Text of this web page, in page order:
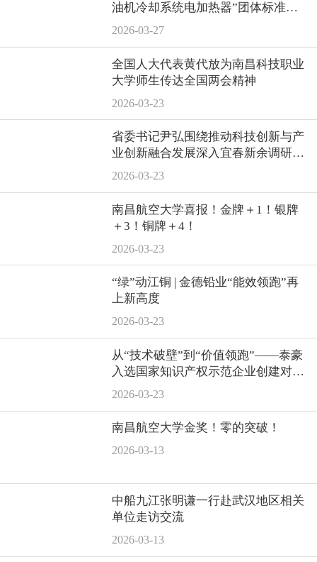
油机冷却系统电加热器”团体标准正
式发布！
2026-03-27
全国人大代表黄代放为南昌科技职业
大学师生传达全国两会精神
2026-03-23
省委书记尹弘围绕推动科技创新与产
业创新融合发展深入宜春新余调研，
走访我会会员单位宝顺昌
2026-03-23
南昌航空大学喜报！金牌＋1！银牌
＋3！铜牌＋4！
2026-03-23
“绿”动江铜 | 金德铅业“能效领跑”再
上新高度
2026-03-23
从“技术破壁”到“价值领跑”——泰豪
入选国家知识产权示范企业创建对象
名单
2026-03-23
南昌航空大学金奖！零的突破！
2026-03-13
中船九江张明谦一行赴武汉地区相关
单位走访交流
2026-03-13